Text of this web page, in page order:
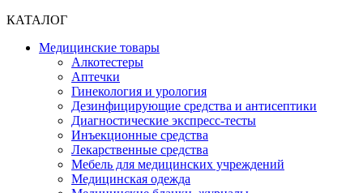
КАТАЛОГ
Медицинские товары
Алкотестеры
Аптечки
Гинекология и урология
Дезинфицирующие средства и антисептики
Диагностические экспресс-тесты
Инъекционные средства
Лекарственные средства
Мебель для медицинских учреждений
Медицинская одежда